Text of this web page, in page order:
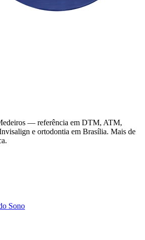
— referência em DTM, ATM,
e ortodontia em Brasília. Mais de
Sono